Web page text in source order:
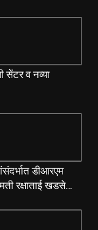
सेंटर व नव्या
डीआरएम
रक्षाताई खडसे